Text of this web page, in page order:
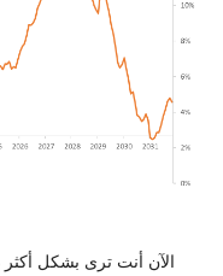
الآن أنت ترى بشكل